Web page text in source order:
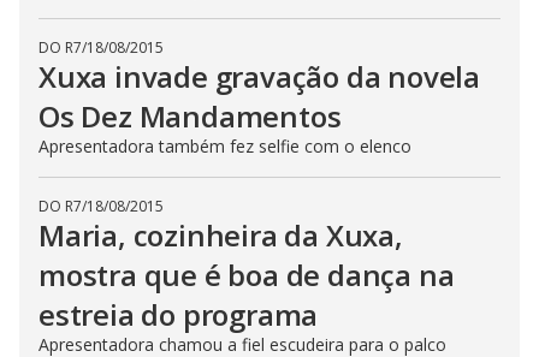
DO R7/18/08/2015
Xuxa invade gravação da novela
Os Dez Mandamentos
Apresentadora também fez selfie com o elenco
DO R7/18/08/2015
Maria, cozinheira da Xuxa,
mostra que é boa de dança na
estreia do programa
Apresentadora chamou a fiel escudeira para o palco